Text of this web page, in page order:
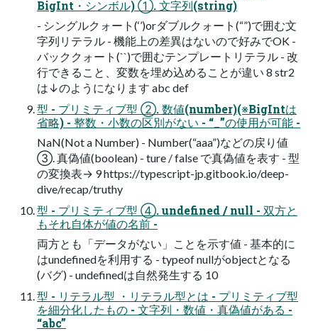
BigInt・シンボル) ①. 文字列(string)
- シングルクォート(‘’)orダブルクォート(“”)で囲む文
字列リテラル - 機能上の差異はないので好みでOK -
バッククォート(``)で囲むテンプレートリテラル - 改
行できること、変数を埋め込めることが違い 8 str2
は↓のようになります abc def
型 - プリミティブ型 ②. 数値(number)(※BigIntは
省略) - 整数・小数の区別がない - “_”の使用が可能 -
NaN(Not a Number) - Number(“aaa”)などの戻り値
③. 真偽値(boolean) - ture / false で真偽値を表す - 型
の変換表→ 9 https://typescript-jp.gitbook.io/deep-
dive/recap/truthy
型 - プリミティブ型 ④. undefined / null - 双方と
もそれ自体が値の名前 -
両方とも「データがない」ことを示す値 - 基本的に
はundefinedを利用する - typeof nullがobjectとなる
(バグ) - undefinedは自然発生する 10
型 - リテラル型 ・リテラル型とは - プリミティブ型
を細分化したもの - 文字列・数値・真偽値がある -
“abc”